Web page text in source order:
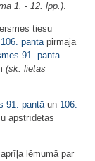
1. - 12. lpp.).
tiesu
106. pantapirmajā
91. panta
(sk. lietas
91. pantāun 106.
apstrīdētas
lēmumā par